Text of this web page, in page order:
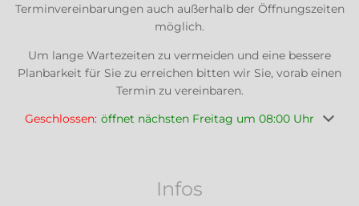
Terminvereinbarungen auch außerhalb der Öffnungszeiten
möglich.
Um lange Wartezeiten zu vermeiden und eine bessere
Planbarkeit für Sie zu erreichen bitten wir Sie, vorab einen
Termin zu vereinbaren.
Klicken, um weitere Öffnungs- oder Schließzeiten
Geschlossen: öffnet nächsten Freitag um 08:00 Uhr
Infos